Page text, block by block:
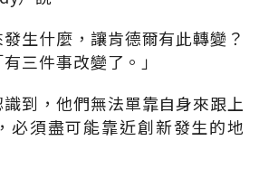
生什麼，讓肯德爾有此轉變？
三件事改變了。」
到，他們無法單靠自身來跟上
必須盡可能靠近創新發生的地